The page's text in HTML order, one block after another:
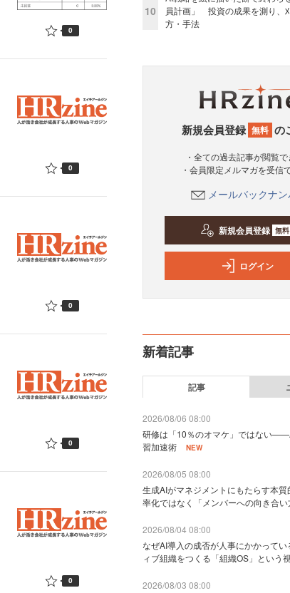
0
0
0
0
0
10
員計画」 投資の成果を測り、
方・手法
新規会員登録 無料 の
・全ての過去記事が閲覧
・会員限定メルマガを受信
メールバックナ
新規会員登録 無料
ログイン
新着記事
記事
2026/08/06 08:00
研修は「10％のオマケ」ではない
習加速術
NEW
2026/08/05 08:00
生成AIがマネジメントにもたらす本
率化ではなく「メンバーへの向き合い
2026/08/04 08:00
なぜAI導入の成否が人事にかかってい
ィブ組織をつくる「組織OS」という
2026/08/03 08:00